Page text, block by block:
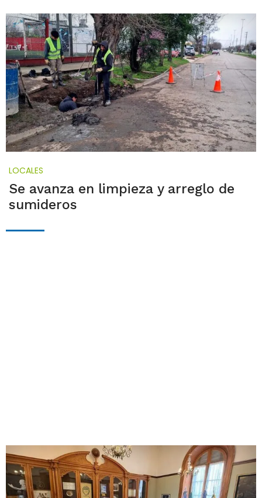
LOCALES
Se avanza en limpieza y arreglo de
sumideros